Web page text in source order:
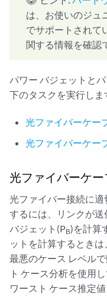
は、お使いのジュ
でサポートされて
関する情報を確認
パワー バジェットと
下のタスクを実行しま
光ファイバーケー
光ファイバーケー
光ファイバーケ
光ファイバー接続に
するには、リンクが
バジェット(PB)を計算
ットを計算するとき
最悪のケース レベル
ト ケース分析を使用
ワースト ケース推定